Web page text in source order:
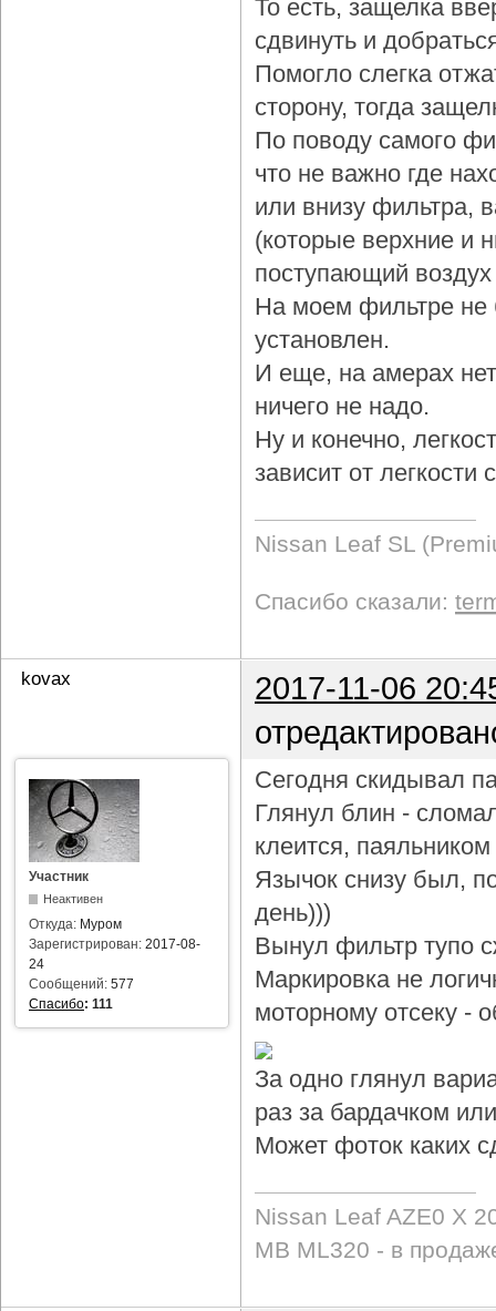
То есть, защелка
сдвинуть и
Помогло слегка
сторону, тогда
По поводу самого
что не важно где
или внизу фильтра,
(которые верхние и
поступающий
На моем фильтре не
установлен.
И еще, на амерах
ничего не надо.
Ну и конечно,
зависит от
Nissan Leaf SL
Спасибо сказали:
kovax
2017-11-06
Участник
Неактивен
Откуда: Муром
Зарегистрирован: 2017-08-
24
Сообщений: 577
Спасибо: 111
Сегодня скидывал
Глянул блин -
клеится,
Язычок снизу был,
день)))
Вынул фильтр тупо
Маркировка не
моторному отсеку -
За одно глянул
раз за бардачком
Может фоток каких
Nissan Leaf AZE0 X
MB ML320 - в